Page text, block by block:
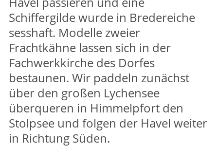
Schiffergilde wurde in Bredereiche
sesshaft. Modelle zweier
Frachtkähne lassen sich in der
Fachwerkkirche des Dorfes
bestaunen. Wir paddeln zunächst
über den großen Lychensee
überqueren in Himmelpfort den
Stolpsee und folgen der Havel weiter
in Richtung Süden.